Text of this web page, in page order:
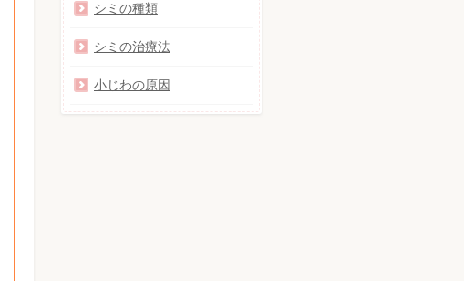
シミの種類
シミの治療法
小じわの原因